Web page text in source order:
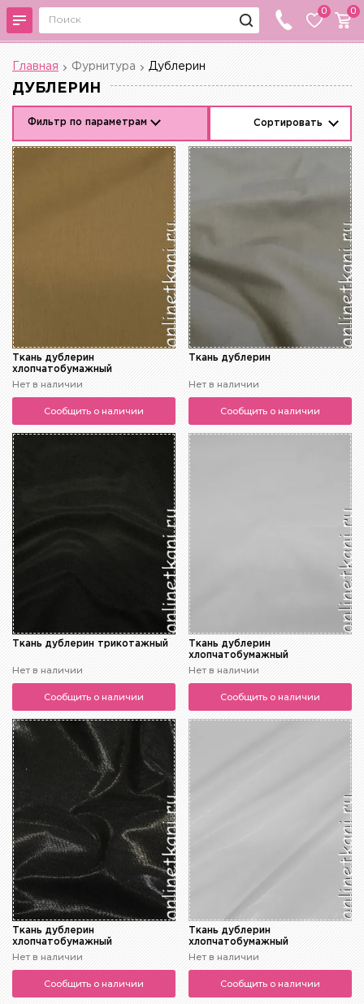
0 0
Главная Фурнитура Дублерин
ДУБЛЕРИН
Фильтр по параметрам Сортировать
Ткань дублерин
хлопчатобумажный
Нет в наличии
Сообщить о наличии
Ткань дублерин
Нет в наличии
Сообщить о наличии
Ткань дублерин трикотажный
Нет в наличии
Сообщить о наличии
Ткань дублерин
хлопчатобумажный
Нет в наличии
Сообщить о наличии
Ткань дублерин
хлопчатобумажный
Нет в наличии
Сообщить о наличии
Ткань дублерин
хлопчатобумажный
Нет в наличии
Сообщить о наличии